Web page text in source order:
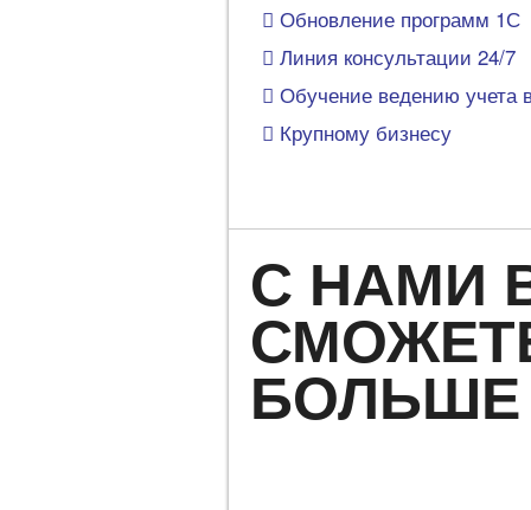
Обновление программ 1С
Линия консультации 24/7
Обучение ведению учета
Крупному бизнесу
С НАМИ
БОЛЬШЕ